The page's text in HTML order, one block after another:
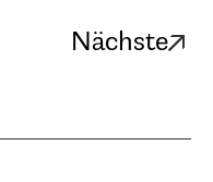
Nächste